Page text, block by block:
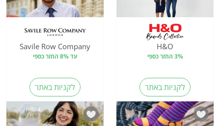
H&O
3% החזר כספי
לקניות באתר
Savile Row Company
עד 8% החזר כספי
לקניות באתר